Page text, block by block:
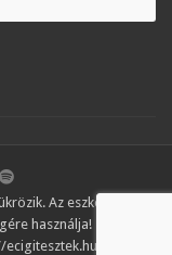
Az eszközöket és
használja!